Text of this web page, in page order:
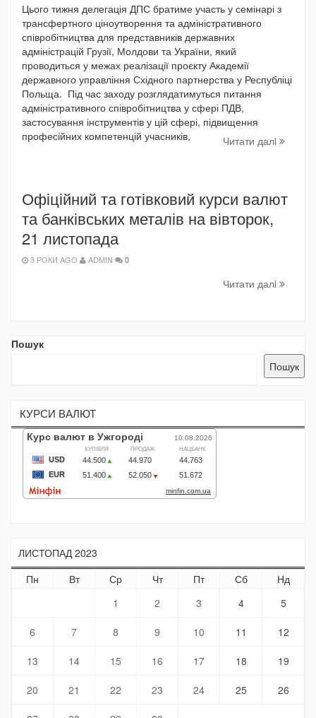
Цього тижня делегація ДПС братиме участь у семінарі з
трансфертного ціноутворення та адміністративного
співробітництва для представників державних
адміністрацій Грузії, Молдови та України, який
проводиться у межах реалізації проєкту Академії
державного управління Східного партнерства у Республіці
Польща. Під час заходу розглядатимуться питання
адміністративного співробітництва у сфері ПДВ,
застосування інструментів у цій сфері, підвищення
професійних компетенцій учасників,
Читати далi
Офіційний та готівковий курси валют
та банківських металів на вівторок,
21 листопада
3 РОКИ AGO ADMIN 0
Читати далi
Пошук
Пошук
КУРСИ ВАЛЮТ
ЛИСТОПАД 2023
Пн
Вт Ср Чт Пт Сб
Нд
1
2 3 4 5
6 7 8 9 10 11 12
13 14 15 16 17 18 19
20 21 22 23 24 25 26